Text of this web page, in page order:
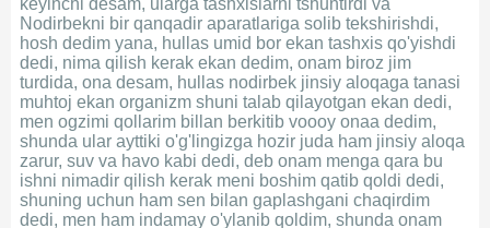
keyinchi desam, ularga tashxislarni tshuntirdi va
Nodirbekni bir qanqadir aparatlariga solib tekshirishdi,
hosh dedim yana, hullas umid bor ekan tashxis qo'yishdi
dedi, nima qilish kerak ekan dedim, onam biroz jim
turdida, ona desam, hullas nodirbek jinsiy aloqaga tanasi
muhtoj ekan organizm shuni talab qilayotgan ekan dedi,
men ogzimi qollarim billan berkitib voooy onaa dedim,
shunda ular ayttiki o'g'lingizga hozir juda ham jinsiy aloqa
zarur, suv va havo kabi dedi, deb onam menga qara bu
ishni nimadir qilish kerak meni boshim qatib qoldi dedi,
shuning uchun ham sen bilan gaplashgani chaqirdim
dedi, men ham indamay o'ylanib qoldim, shunda onam